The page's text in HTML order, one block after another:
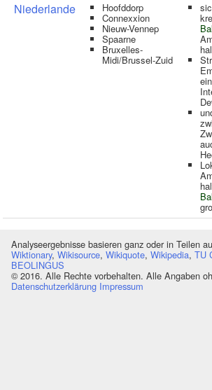
Niederlande Hoofddorp
Connexxion
Nieuw-Vennep
Spaarne
Bruxelles-
Midi/Brussel-Zuid
Analyseergebnisse basieren ganz oder in Teilen
Wiktionary, Wikisource, Wikiquote, Wikipedia, TU
BEOLINGUS
© 2016. Alle Rechte vorbehalten. Alle Angaben
Datenschutzerklärung Impressum